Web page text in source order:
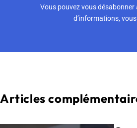
Vous pouvez vous
d’informations,
Articles